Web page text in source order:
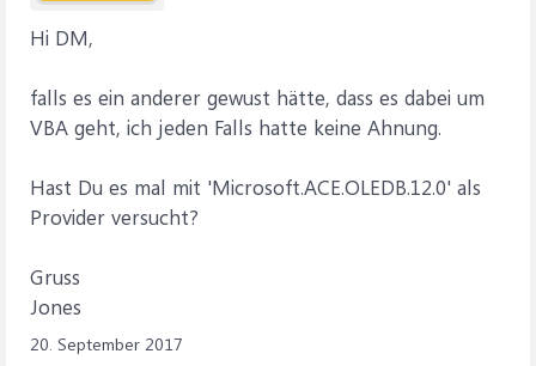
Hi DM,
falls es ein anderer gewust hätte, dass es dabei um
VBA geht, ich jeden Falls hatte keine Ahnung.
Hast Du es mal mit 'Microsoft.ACE.OLEDB.12.0' als
Provider versucht?
Gruss
Jones
20. September 2017